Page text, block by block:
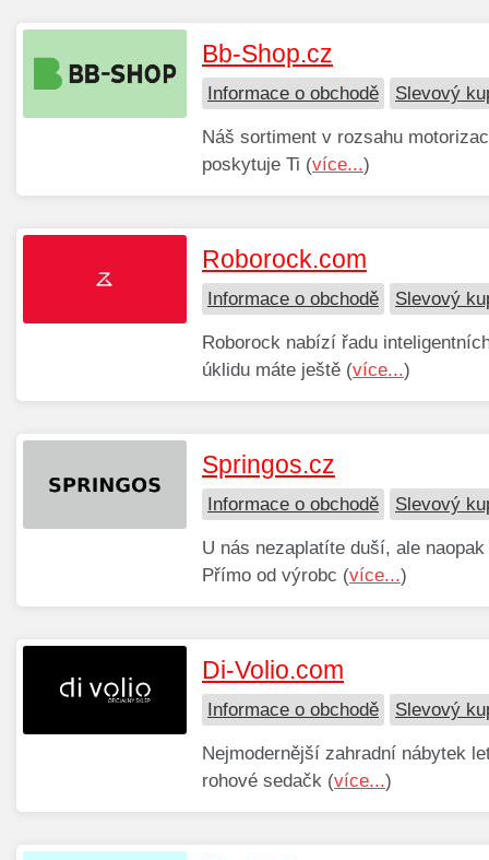
Bb-Shop.cz
Informace o obchodě Slevový
Náš sortiment v rozsahu
poskytuje Ti (více...)
Roborock.com
Informace o obchodě Slevový
Roborock nabízí řadu
úklidu máte ještě (více...)
Springos.cz
Informace o obchodě Slevový
U nás nezaplatíte duší, ale
Přímo od výrobc (více...)
Di-Volio.com
Informace o obchodě Slevový
Nejmodernější zahradní nábytek
rohové sedačk (více...)